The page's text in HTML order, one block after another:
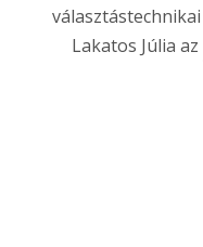
választástechnikai
Lakatos Júlia az